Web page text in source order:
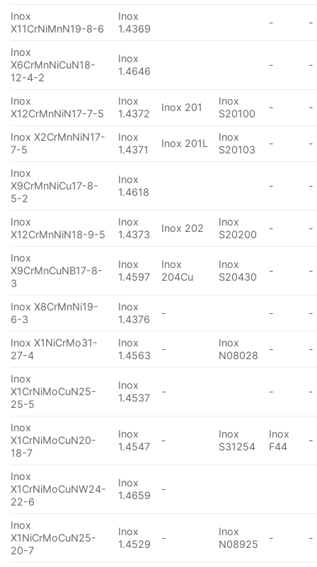
Inox
X11CrNiMnN19-8-6
Inox
1.4369
- -
Inox
X6CrMnNiCuN18-
12-4-2
Inox
1.4646
- -
Inox
X12CrMnNiN17-7-5
Inox
1.4372
Inox 201
Inox
S20100
- -
Inox X2CrMnNiN17-
7-5
Inox
1.4371
Inox 201L
Inox
S20103
- -
Inox
X9CrMnNiCu17-8-
5-2
Inox
1.4618
- -
Inox
X12CrMnNiN18-9-5
Inox
1.4373
Inox 202
Inox
S20200
- -
Inox
X9CrMnCuNB17-8-
3
Inox
1.4597
Inox
204Cu
Inox
S20430
- -
Inox X8CrMnNi19-
6-3
Inox
1.4376
- - -
Inox X1NiCrMo31-
27-4
Inox
1.4563
-
Inox
N08028
- -
Inox
X1CrNiMoCuN25-
25-5
Inox
1.4537
- - -
Inox
X1CrNiMoCuN20-
18-7
Inox
1.4547
-
Inox
S31254
Inox
F44
-
Inox
X1CrNiMoCuNW24-
22-6
Inox
1.4659
-
Inox
X1NiCrMoCuN25-
20-7
Inox
1.4529
-
Inox
N08925
- -